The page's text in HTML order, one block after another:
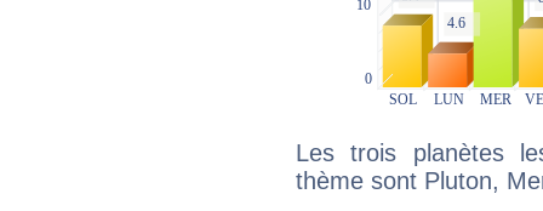
Les trois planètes
thème sont Pluton,